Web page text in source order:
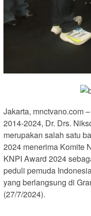
Jakarta, mnctvano.com
2014-2024, Dr. Drs.
merupakan salah satu
2024 menerima Komite
KNPI Award 2024
peduli pemuda
yang berlangsung di
(27/7/2024).